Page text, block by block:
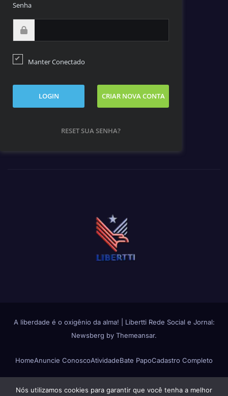
Senha
Manter Conectado
LOGIN CRIAR NOVA CONTA
RESET SUA SENHA?
A liberdade é o oxigênio da alma!
Libertti Rede Social e Jornal:
Newsberg by Themeansar.
HomeAnuncie ConoscoAtividadeBate PapoCadastro Completo
Nós utilizamos cookies para garantir que você tenha a melhor